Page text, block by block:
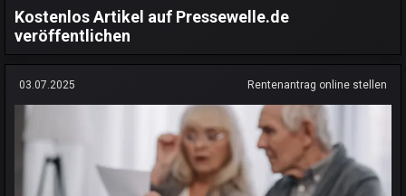
Kostenlos Artikel auf Pressewelle.de
veröffentlichen
03.07.2025 Rentenantrag online stellen